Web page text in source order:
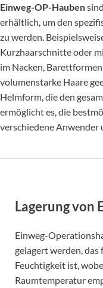
Einweg-OP-Hauben
erhältlich, um den
zu werden.
Kurzhaarschnitte oder
im Nacken,
volumenstarke Haare
Helmform, die den
ermöglicht es, die
verschiedene Anwender
Lagerung von
Einweg-
gelagert werden,
Feuchtigkeit ist,
Raumtemperatur